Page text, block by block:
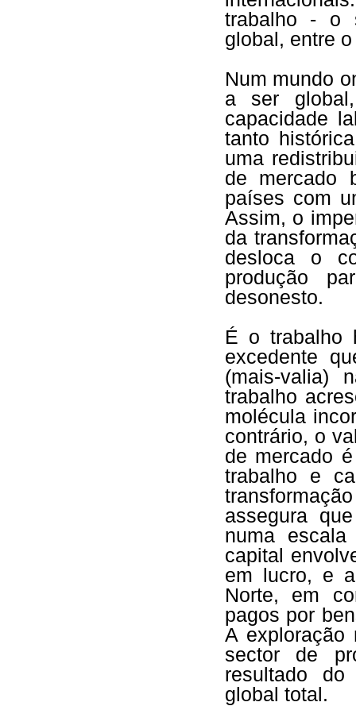
trabalho - o
global, entre
Num mundo
a ser
capacidade
tanto
uma
de mercado
países com
Assim, o
da
desloca o
produção
desonesto.
É o trabalho
excedente
(mais-valia)
trabalho
molécula
contrário, o
de mercado
trabalho e
assegura
numa
capital
em lucro, e
Norte, em
pagos por
A exploração
sector de
resultado
global total.